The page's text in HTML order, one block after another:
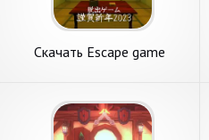
Скачать Escape game
Андроид